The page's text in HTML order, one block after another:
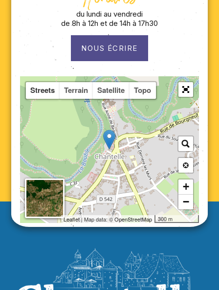
du lundi au vendredi
de 8h à 12h et de 14h à 17h30
NOUS ÉCRIRE
Streets Terrain Satellite Topo
+
−
300 m
Leaflet| Map data: ©OpenStreetMap